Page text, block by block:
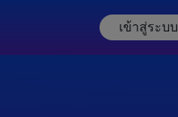
เข้าสู่ระบบ